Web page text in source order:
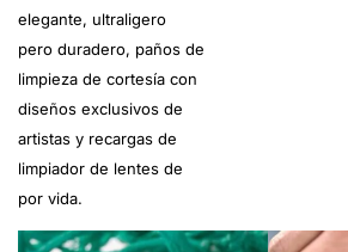
elegante, ultraligero
pero duradero, paños de
limpieza de cortesía con
diseños exclusivos de
artistas y recargas de
limpiador de lentes de
por vida.